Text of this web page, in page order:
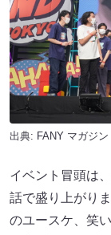
出典: FANY マガジン
イベント冒頭は
話で盛り上がり
のユースケ、笑